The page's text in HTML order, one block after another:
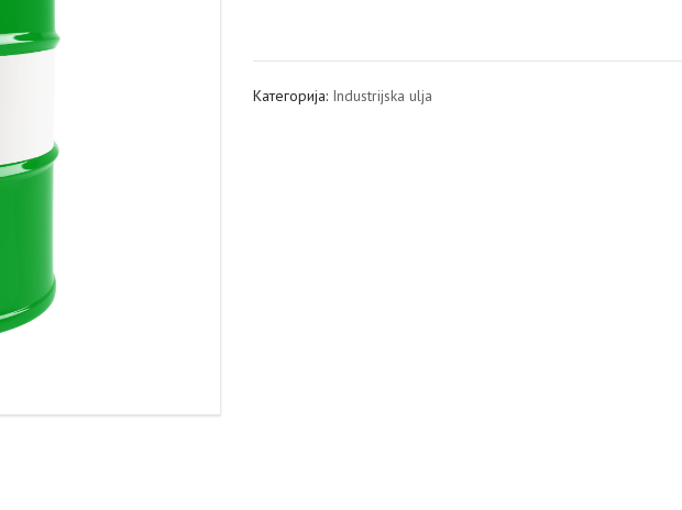
Категорија: Industrijska ulja